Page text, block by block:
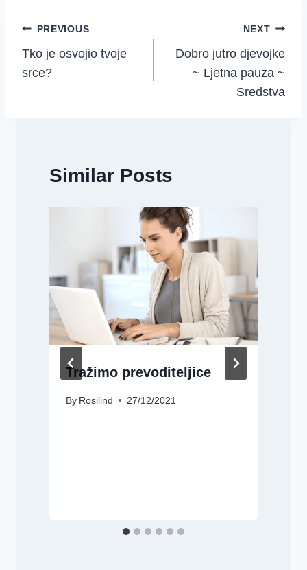
Post
navigation
PREVIOUS
Tko je osvojio tvoje
srce?
NEXT
Dobro jutro djevojke
~ Ljetna pauza ~
Sredstva
Similar Posts
Tražimo prevoditeljice
By Rosilind 27/12/2021